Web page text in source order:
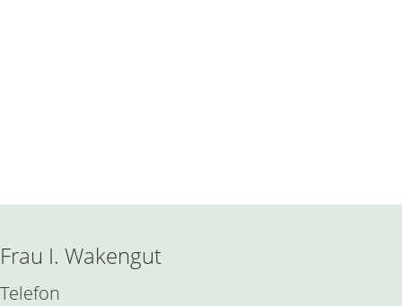
Frau I. Wakengut
Telefon